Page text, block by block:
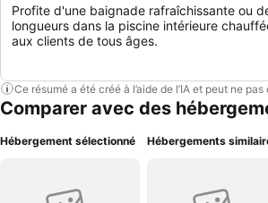
Profite d'une baignade rafraîchissante ou
longueurs dans la piscine intérieure
aux clients de tous âges.
Ce résumé a été créé à l’aide de l’IA et peut ne
Comparer avec des
Hébergement sélectionné Hébergements